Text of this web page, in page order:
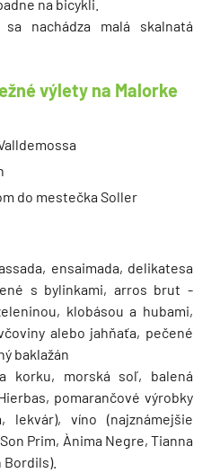
na bicykli.
nachádza malá skalnatá
výlety na Malorke
do mestečka Soller
ensaimada, delikatesa
s bylinkami, arros brut -
klobásou a hubami,
alebo jahňaťa, pečené
baklažán
korku, morská soľ, balená
pomarančové výrobky
lekvár), víno (najznámejšie
Prim, Ànima Negre, Tianna
Bordils).